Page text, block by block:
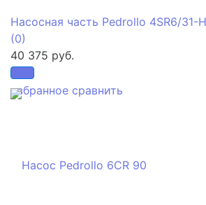
избранное сравнить
Насосная часть Pedrollo 4SR6/31-
(0)
40 375 руб.